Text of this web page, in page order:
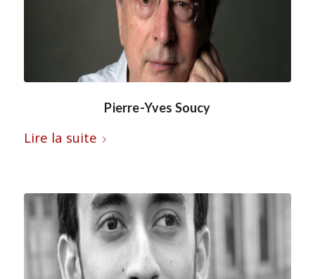
Pierre-Yves Soucy
Lire la suite